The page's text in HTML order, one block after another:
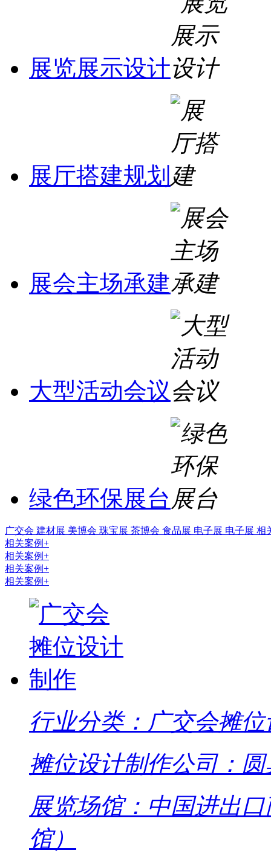
展览展示设计
展厅搭建规划
展会主场承建
大型活动会议
绿色环保展台
广交会 建材展 美博会 珠宝展 茶博会 食品展 电子展 电子展 相
相关案例+
相关案例+
相关案例+
相关案例+
行业分类：广交会摊
摊位设计制作公司：
展览场馆：中国进出
馆）